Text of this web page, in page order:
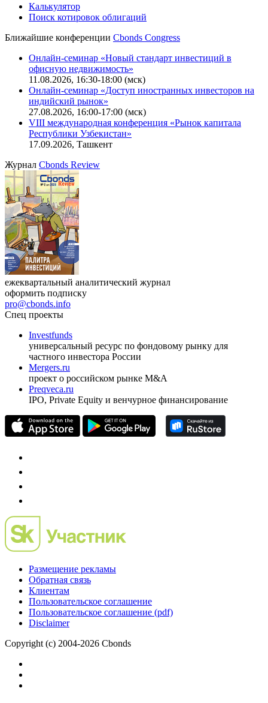
Калькулятор
Поиск котировок облигаций
Ближайшие конференции Cbonds Congress
Онлайн-семинар «Новый стандарт инвестиций в
офисную недвижимость»
11.08.2026, 16:30-18:00 (мск)
Онлайн-семинар «Доступ иностранных инвесторов на
индийский рынок»
27.08.2026, 16:00-17:00 (мск)
VIII международная конференция «Рынок капитала
Республики Узбекистан»
17.09.2026, Ташкент
Журнал Cbonds Review
ежеквартальный аналитический журнал
оформить подписку
pro@cbonds.info
Спец проекты
Investfunds
универсальный ресурс по фондовому рынку для
частного инвестора России
Mergers.ru
проект о российском рынке M&A
Preqveca.ru
IPO, Private Equity и венчурное финансирование
Размещение рекламы
Обратная связь
Клиентам
Пользовательское соглашение
Пользовательское соглашение (pdf)
Disclaimer
Copyright (c) 2004-2026 Cbonds